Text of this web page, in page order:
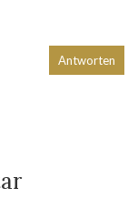
Antworten